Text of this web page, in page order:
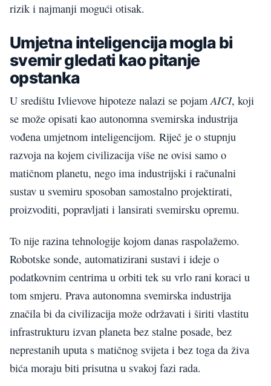
rizik i najmanji mogući otisak.
Umjetna inteligencija mogla bi
svemir gledati kao pitanje
opstanka
U središtu Ivlievove hipoteze nalazi se pojam AICI, koji
se može opisati kao autonomna svemirska industrija
vođena umjetnom inteligencijom. Riječ je o stupnju
razvoja na kojem civilizacija više ne ovisi samo o
matičnom planetu, nego ima industrijski i računalni
sustav u svemiru sposoban samostalno projektirati,
proizvoditi, popravljati i lansirati svemirsku opremu.
To nije razina tehnologije kojom danas raspolažemo.
Robotske sonde, automatizirani sustavi i ideje o
podatkovnim centrima u orbiti tek su vrlo rani koraci u
tom smjeru. Prava autonomna svemirska industrija
značila bi da civilizacija može održavati i širiti vlastitu
infrastrukturu izvan planeta bez stalne posade, bez
neprestanih uputa s matičnog svijeta i bez toga da živa
bića moraju biti prisutna u svakoj fazi rada.